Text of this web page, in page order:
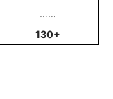
……
130+